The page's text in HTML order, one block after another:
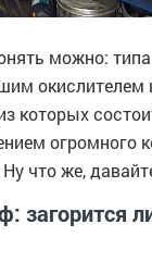
можно:
окислителем
которых
огромного
что же,
загорится